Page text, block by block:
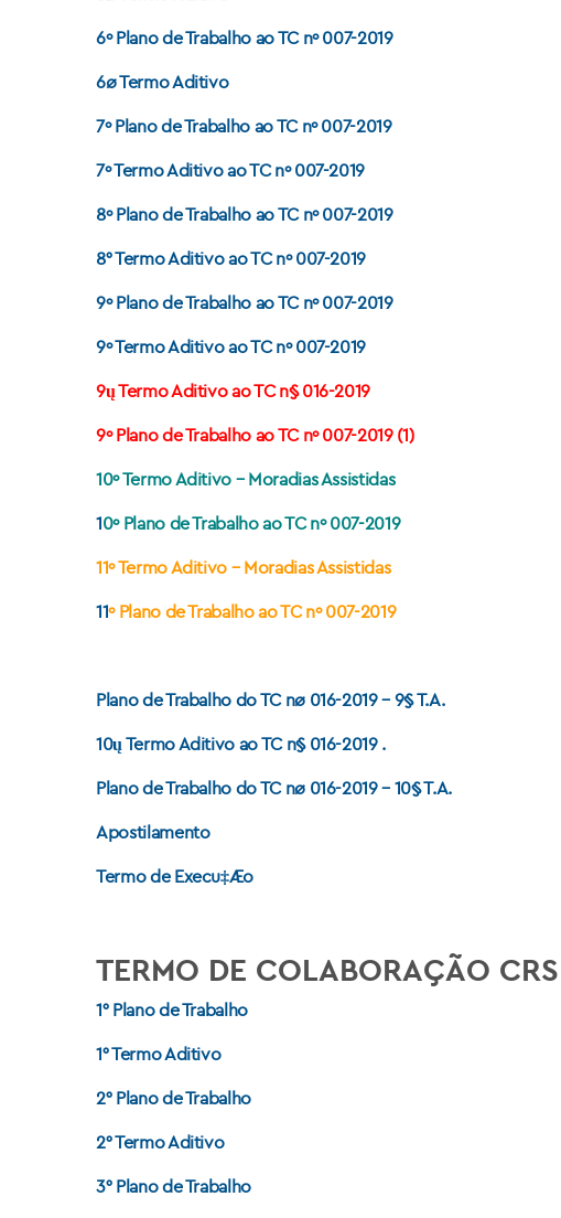
6º Plano de Trabalho ao TC nº 007-2019
6ø Termo Aditivo
7º Plano de Trabalho ao TC nº 007-2019
7º Termo Aditivo ao TC nº 007-2019
8º Plano de Trabalho ao TC nº 007-2019
8° Termo Aditivo ao TC nº 007-2019
9º Plano de Trabalho ao TC nº 007-2019
9º Termo Aditivo ao TC nº 007-2019
9ų Termo Aditivo ao TC n§ 016-2019
9º Plano de Trabalho ao TC nº 007-2019 (1)
10º Termo Aditivo – Moradias Assistidas
10º Plano de Trabalho ao TC nº 007-2019
11º Termo Aditivo – Moradias Assistidas
11º Plano de Trabalho ao TC nº 007-2019
Plano de Trabalho do TC nø 016-2019 – 9§ T.A.
10ų Termo Aditivo ao TC n§ 016-2019 .
Plano de Trabalho do TC nø 016-2019 – 10§ T.A.
Apostilamento
Termo de Execu‡Æo
TERMO DE COLABORAÇÃO
1° Plano de Trabalho
1° Termo Aditivo
2° Plano de Trabalho
2° Termo Aditivo
3° Plano de Trabalho